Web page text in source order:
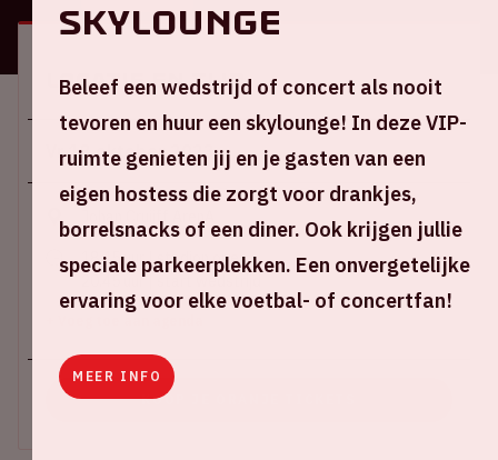
Locatie en tijd
Vr 13 oktober 2023
Johan Cruijff ArenA
18.45 uur | stadion open
20.45 uur | start wedstrijd
KOOP JE ORANJE TICKETS
Skylounge
Beleef een wedstrijd of concert als nooit
tevoren en huur een skylounge! In deze VIP-
ruimte genieten jij en je gasten van een
eigen hostess die zorgt voor drankjes,
borrelsnacks of een diner. Ook krijgen jullie
speciale parkeerplekken. Een onvergetelijke
ervaring voor elke voetbal- of concertfan!
MEER INFO